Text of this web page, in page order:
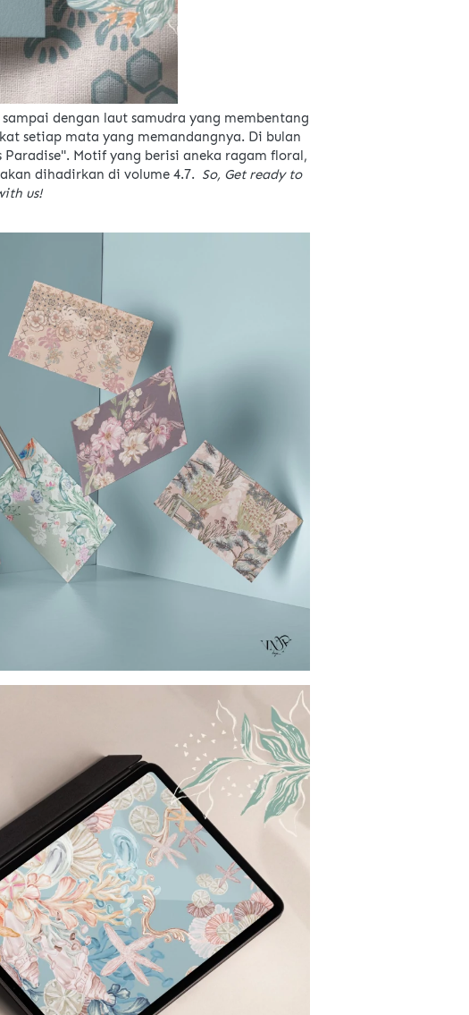
dengan laut samudra yang membentang
setiap mata yang memandangnya. Di bulan
Paradise". Motif yang berisi aneka ragam floral,
dihadirkan di volume 4.7. So, Get ready to
us!